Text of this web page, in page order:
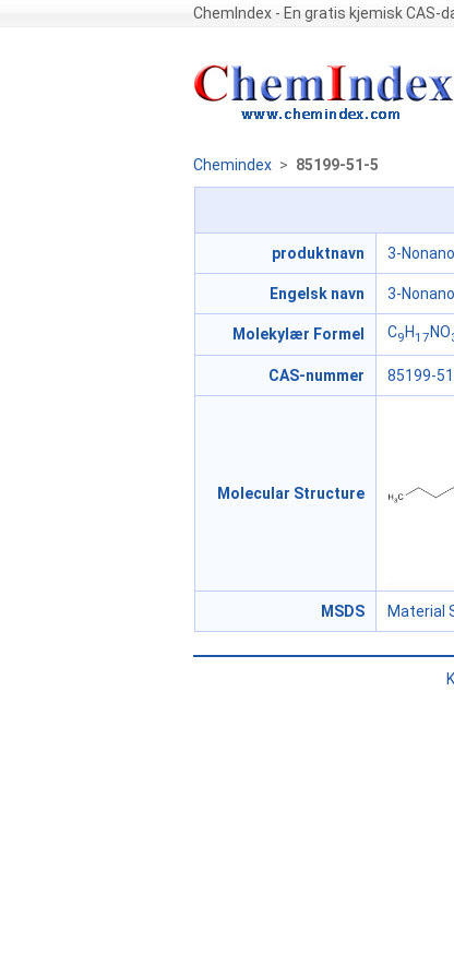
ChemIndex - En gratis kjemisk CAS-
Chemindex > 85199-51-5
produktnavn 3-
Engelsk navn 3-
Molekylær Formel C9 H17 NO
CAS-nummer 85199-
Molecular Structure
MSDS Material